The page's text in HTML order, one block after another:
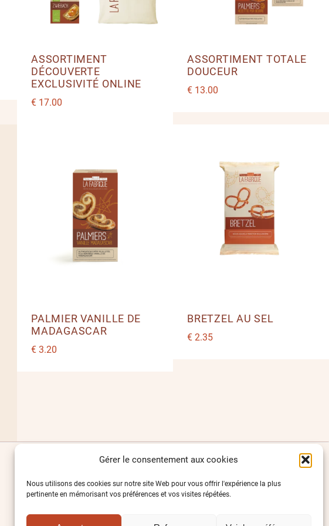
Gérer le consentement aux cookies
Nous utilisons des cookies sur notre site Web pour vous offrir l'expérience la plus
pertinente en mémorisant vos préférences et vos visites répétées.
ASSORTIMENT
DÉCOUVERTE
EXCLUSIVITÉ ONLINE
€ 17.00
ASSORTIMENT TOTALE
DOUCEUR
€ 13.00
PALMIER VANILLE DE
MADAGASCAR
€ 3.20
BRETZEL AU SEL
€ 2.35
Mon compte
Panier
NOUS SUIVRE